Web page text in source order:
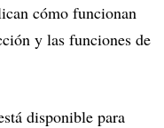
cómo funcionan
y las funciones de
disponible para